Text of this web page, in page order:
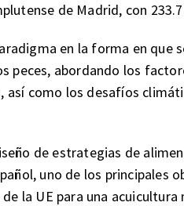
de Madrid, con
en la forma en que
peces, abordando los
como los desafíos
de estrategias de
uno de los principales
la UE para una acuicultura